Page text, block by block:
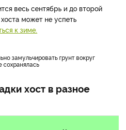
весь сентябрь и до второй
может не успеть
к зиме.
сохранялась
хост в разное